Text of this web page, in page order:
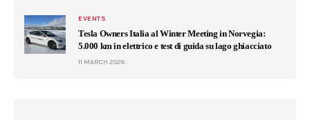
EVENTS
Tesla Owners Italia al Winter Meeting in Norvegia:
5.000 km in elettrico e test di guida su lago ghiacciato
11 MARCH 2026